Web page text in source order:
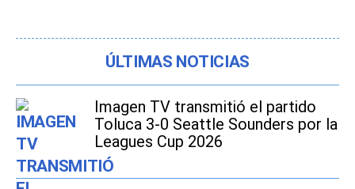
ÚLTIMAS NOTICIAS
Imagen TV transmitió el partido
Toluca 3-0 Seattle Sounders por la
Leagues Cup 2026